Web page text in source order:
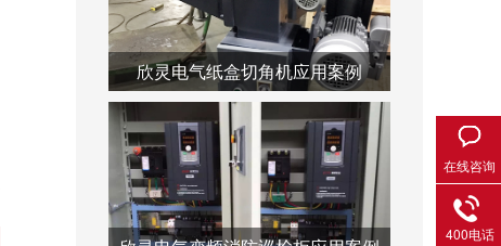
欣灵电气纸盒切角机应用案例
在线咨询
400电话